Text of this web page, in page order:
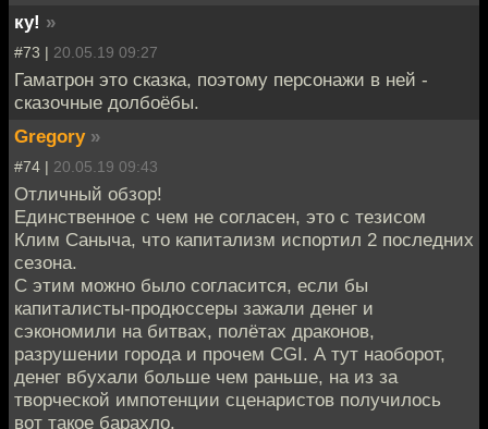
ку! »
#73 | 20.05.19 09:27
Гаматрон это сказка, поэтому персонажи в ней -
сказочные долбоёбы.
Gregory »
#74 | 20.05.19 09:43
Отличный обзор!
Единственное с чем не согласен, это с тезисом
Клим Саныча, что капитализм испортил 2 последних
сезона.
С этим можно было согласится, если бы
капиталисты-продюссеры зажали денег и
сэкономили на битвах, полётах драконов,
разрушении города и прочем CGI. А тут наоборот,
денег вбухали больше чем раньше, на из за
творческой импотенции сценаристов получилось
вот такое барахло.